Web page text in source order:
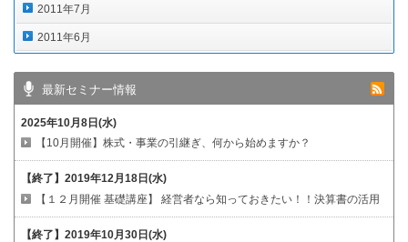
2011年7月
2011年6月
最新セミナー情報
2025年10月8日(水)
【10月開催】株式・事業の引継ぎ、何から始めますか？
【終了】 2019年12月18日(水)
【１２月開催 基礎講座】 経営者なら知っておきたい！！決算書の活用
【終了】 2019年10月30日(水)